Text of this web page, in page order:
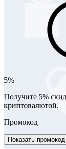
5%
Получите 5%
криптовалютой.
Промокод
Показать промокод